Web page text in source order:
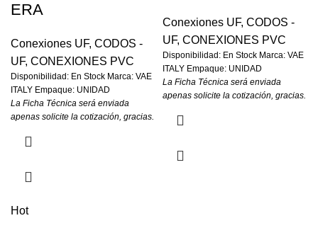
ERA
Conexiones UF, CODOS -
UF, CONEXIONES PVC
Disponibilidad: En Stock Marca: VAE
ITALY Empaque: UNIDAD
La Ficha Técnica será enviada
apenas solicite la cotización, gracias.
Conexiones UF, CODOS -
UF, CONEXIONES PVC
Disponibilidad: En Stock Marca: VAE
ITALY Empaque: UNIDAD
La Ficha Técnica será enviada
apenas solicite la cotización, gracias.
Hot